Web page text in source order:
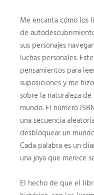
Me encanta cómo los
de
sus personajes
luchas personales.
pensamientos para
suposiciones y me
sobre la naturaleza
mundo. El número
una secuencia
desbloquear un
Cada palabra es un
una joya que merece
El hecho de que el